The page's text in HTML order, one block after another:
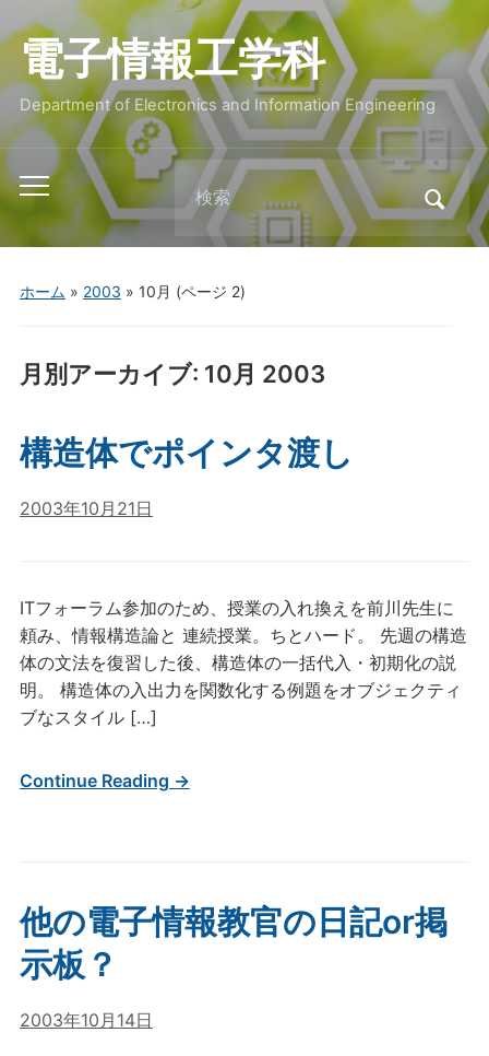
電子情報工学科
Department of Electronics and Information Engineering
Toggle
mobile
menu
Search
for:
ホーム » 2003 » 10月 (ページ 2)
月別アーカイブ: 10月 2003
構造体でポインタ渡し
2003年10月21日
ITフォーラム参加のため、授業の入れ換えを前川先生に
頼み、情報構造論と 連続授業。ちとハード。 先週の構造
体の文法を復習した後、構造体の一括代入・初期化の説
明。 構造体の入出力を関数化する例題をオブジェクティ
ブなスタイル […]
Continue Reading →
他の電子情報教官の日記or掲
示板？
2003年10月14日